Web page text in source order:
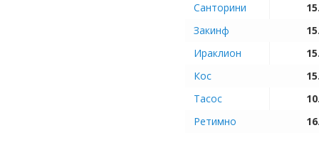
Санторини
Закинф
Ираклион
Кос
Тасос
Ретимно